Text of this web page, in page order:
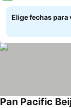
Elige fechas
Pan Pacific